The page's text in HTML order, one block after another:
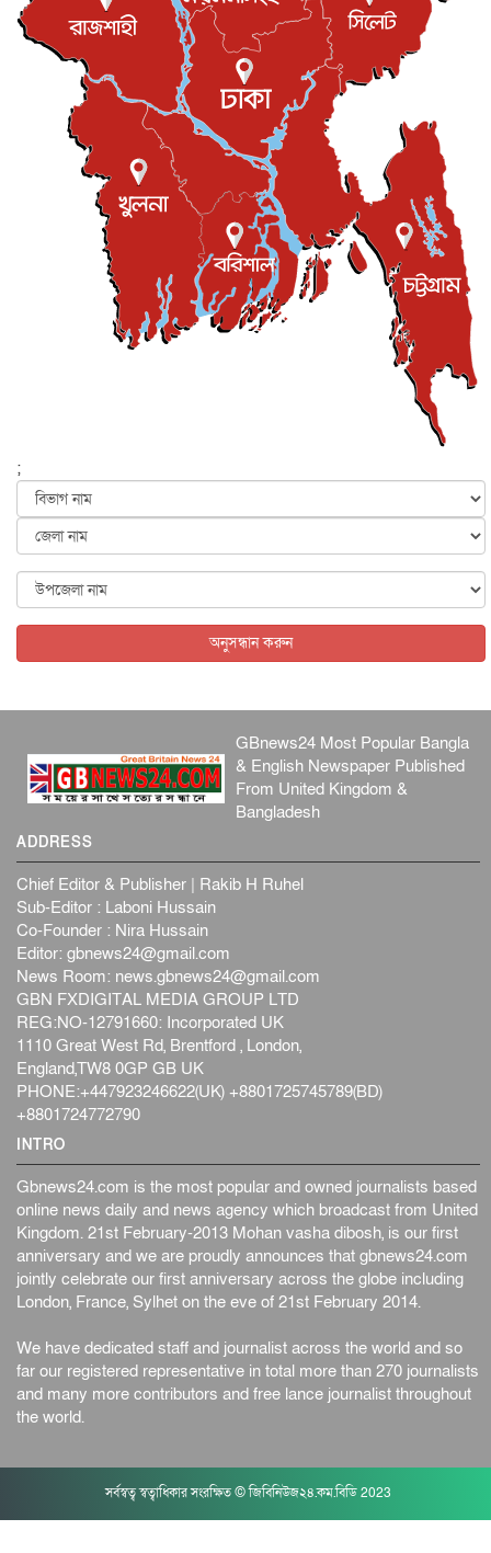
যুক্তরাজ্যে বসবাসরত জাতীয়তাবাদী কুলাউড়াবাসীর মত বিনিময়
সভা...
ইউকে কমিউনিটি ৫ আগস্ট, ২০২৬
প্রধানমন্ত্রীকে সৌদি আরব সফরের আমন্ত্রণ
জাতীয় ৫ আগস্ট, ২০২৬
জুলাই গণ-অভ্যুত্থান দিবস আজ, স্মরণে দেশজুড়ে কর্মসূচি
জাতীয় ৫ আগস্ট, ২০২৬
জনগণ পরিবর্তন চেয়েছে বলেই জুলাই আন্দোলন সফল :
৫ আগস্ট, ২০২৬
বেনজীর আহমেদের সঙ্গে পরীমনির ঘনিষ্ঠ সম্পর্ক ছিল : নাসির
মাহম...
জাতীয় ৫ আগস্ট, ২০২৬
হরমুজ নিয়ে ইরান-মার্কিন চুক্তি হতে পারে আজ : মার্কিন অর্থমন...
৫ আগস্ট, ২০২৬
পৃথিবীর দিকে আসছে বিধ্বংসী বস্তু, পারমাণবিক বোমা দিয়ে করা
আন্তর্জাতিক ৫ আগস্ট, ২০২৬
কেনিয়ায় ১৫ হাতির রহস্যজনক মৃত্যু, সন্দেহের মুখে কীটনাশকের
আন্তর্জাতিক ৫ আগস্ট, ২০২৬
;
অনুসন্ধান করুন
GBnews24 Most Popular Bangla
& English Newspaper Published
From United Kingdom &
Bangladesh
ADDRESS
Chief Editor & Publisher | Rakib H Ruhel
Sub-Editor : Laboni Hussain
Co-Founder : Nira Hussain
Editor: gbnews24@gmail.com
News Room: news.gbnews24@gmail.com
GBN FXDIGITAL MEDIA GROUP LTD
REG:NO-12791660: Incorporated UK
1110 Great West Rd, Brentford , London,
England,TW8 0GP GB UK
PHONE:+447923246622(UK) +8801725745789(BD)
+8801724772790
INTRO
Gbnews24.com is the most popular and owned journalists based
online news daily and news agency which broadcast from United
Kingdom. 21st February-2013 Mohan vasha dibosh, is our first
anniversary and we are proudly announces that gbnews24.com
jointly celebrate our first anniversary across the globe including
London, France, Sylhet on the eve of 21st February 2014.
We have dedicated staff and journalist across the world and so
far our registered representative in total more than 270 journalists
and many more contributors and free lance journalist throughout
the world.
সর্বস্বত্ব স্বত্বাধিকার সংরক্ষিত © জিবিনিউজ২৪.কম.বিডি 2023